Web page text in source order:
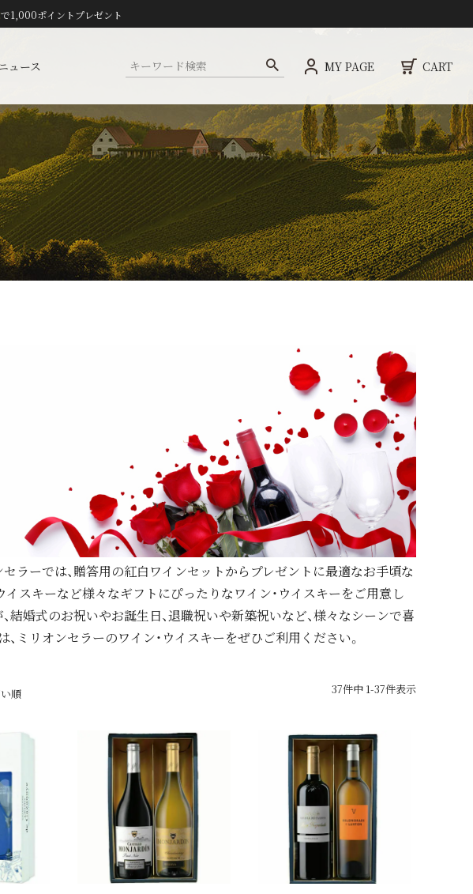
で1,000ポイントプレゼント
ュース MY PAGE CART
ラーでは、贈答用の紅白ワインセットからプレゼントに最適なお手頃な
スキーなど様々なギフトにぴったりなワイン・ウイスキーをご用意し
結婚式のお祝いやお誕生日、退職祝いや新築祝いなど、様々なシーンで喜
ミリオンセラーのワイン・ウイスキーをぜひご利用ください。
順 37件中 1-37件表示